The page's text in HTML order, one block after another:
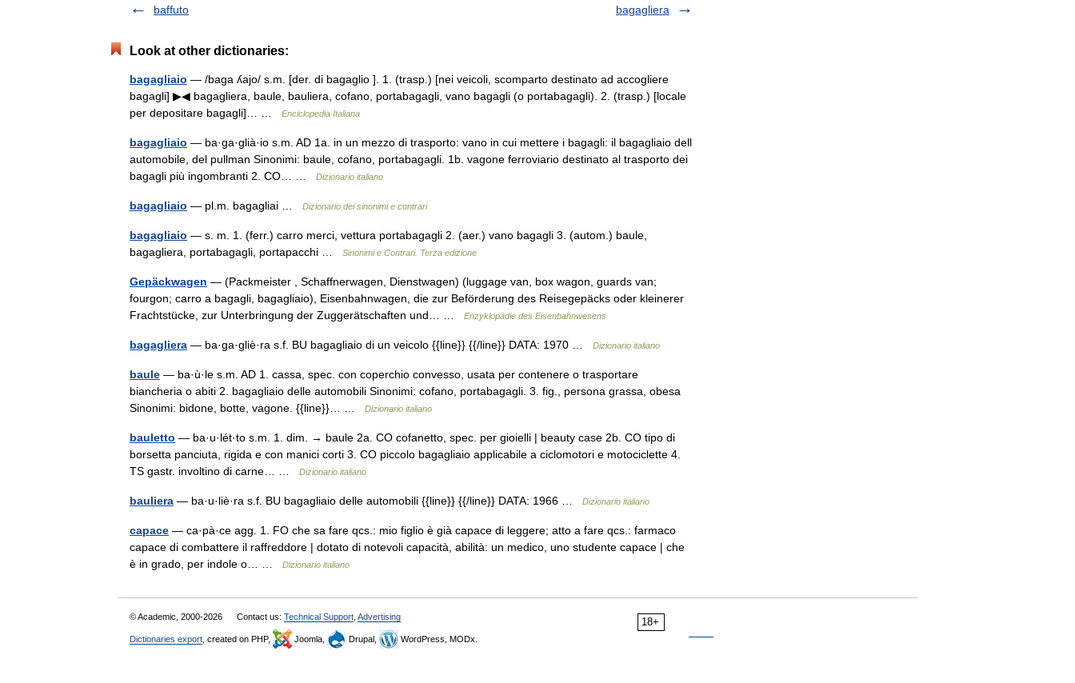
baffuto
bagagliera
Look at other dictionaries:
bagagliaio — /baga ʎajo/ s.m. [der. di bagaglio ]. 1. (trasp.) [nei veicoli, scomparto destinato ad accogliere
bagagli] ▶◀ bagagliera, baule, bauliera, cofano, portabagagli, vano bagagli (o portabagagli). 2. (trasp.) [locale
per depositare bagagli]… …
Enciclopedia Italiana
bagagliaio — ba·ga·glià·io s.m. AD 1a. in un mezzo di trasporto: vano in cui mettere i bagagli: il bagagliaio dell
automobile, del pullman Sinonimi: baule, cofano, portabagagli. 1b. vagone ferroviario destinato al trasporto dei
bagagli più ingombranti 2. CO… …
Dizionario italiano
bagagliaio — pl.m. bagagliai … Dizionario dei sinonimi e contrari
bagagliaio — s. m. 1. (ferr.) carro merci, vettura portabagagli 2. (aer.) vano bagagli 3. (autom.) baule,
bagagliera, portabagagli, portapacchi …
Sinonimi e Contrari. Terza edizione
Gepäckwagen — (Packmeister , Schaffnerwagen, Dienstwagen) (luggage van, box wagon, guards van;
fourgon; carro a bagagli, bagagliaio), Eisenbahnwagen, die zur Beförderung des Reisegepäcks oder kleinerer
Frachtstücke, zur Unterbringung der Zuggerätschaften und… …
Enzyklopädie des Eisenbahnwesens
bagagliera — ba·ga·gliè·ra s.f. BU bagagliaio di un veicolo {{line}} {{/line}} DATA: 1970 … Dizionario italiano
baule — ba·ù·le s.m. AD 1. cassa, spec. con coperchio convesso, usata per contenere o trasportare
biancheria o abiti 2. bagagliaio delle automobili Sinonimi: cofano, portabagagli. 3. fig., persona grassa, obesa
Sinonimi: bidone, botte, vagone. {{line}}… …
Dizionario italiano
bauletto — ba·u·lét·to s.m. 1. dim. → baule 2a. CO cofanetto, spec. per gioielli | beauty case 2b. CO tipo di
borsetta panciuta, rigida e con manici corti 3. CO piccolo bagagliaio applicabile a ciclomotori e motociclette 4.
TS gastr. involtino di carne… …
Dizionario italiano
bauliera — ba·u·liè·ra s.f. BU bagagliaio delle automobili {{line}} {{/line}} DATA: 1966 … Dizionario italiano
capace — ca·pà·ce agg. 1. FO che sa fare qcs.: mio figlio è già capace di leggere; atto a fare qcs.: farmaco
capace di combattere il raffreddore | dotato di notevoli capacità, abilità: un medico, uno studente capace | che
è in grado, per indole o… …
Dizionario italiano
18+
© Academic, 2000-2026 Contact us: Technical Support Advertising
Dictionaries export , created on PHP, Joomla, Drupal, WordPress, MODx.